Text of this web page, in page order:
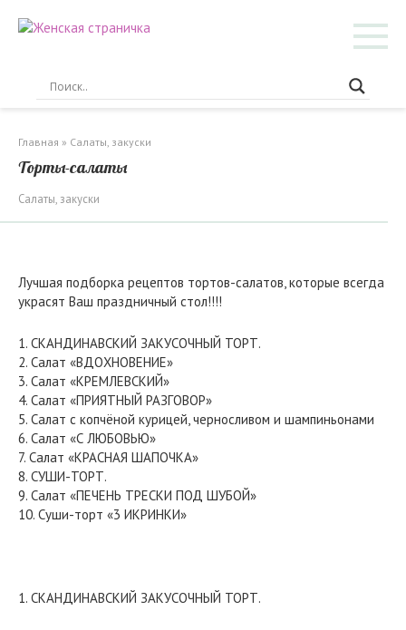
Главная » Салаты, закуски
Торты-салаты
Салаты, закуски
Лучшая подборка рецептов тортов-салатов, которые всегда
украсят Ваш праздничный стол!!!!
1. СКАНДИНАВСКИЙ ЗАКУСОЧНЫЙ ТОРТ.
2. Салат «ВДОХНОВЕНИЕ»
3. Салат «КРЕМЛЕВСКИЙ»
4. Салат «ПРИЯТНЫЙ РАЗГОВОР»
5. Салат с копчёной курицей, черносливом и шампиньонами
6. Салат «С ЛЮБОВЬЮ»
7. Салат «КРАСНАЯ ШАПОЧКА»
8. СУШИ-ТОРТ.
9. Салат «ПЕЧЕНЬ ТРЕСКИ ПОД ШУБОЙ»
10. Суши-торт «3 ИКРИНКИ»
1. СКАНДИНАВСКИЙ ЗАКУСОЧНЫЙ ТОРТ.